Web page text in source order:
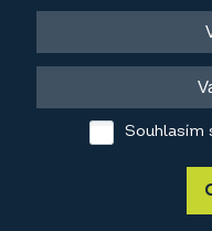
Souhlasím